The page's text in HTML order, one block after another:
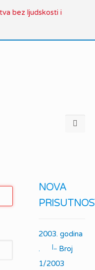
bez ljudskosti i
NOVA
2003. godina
.
|_ Broj
1/2003